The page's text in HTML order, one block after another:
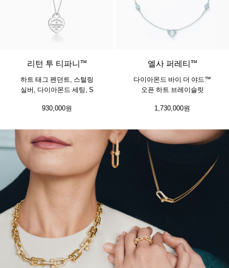
리턴 투 티파니™
하트 태그 펜던트, 스털링
실버, 다이아몬드 세팅, S
930,000원
엘사 퍼레티™
다이아몬드 바이 더 야드™
오픈 하트 브레이슬릿
1,730,000원